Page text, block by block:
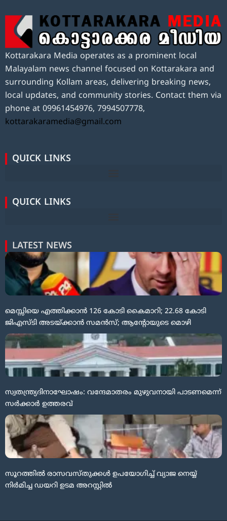
Kottarakara Media operates as a prominent local
Malayalam news channel focused on Kottarakara and
surrounding Kollam areas, delivering breaking news,
local updates, and community stories. Contact them via
phone at 09961454976, 7994507778,
kottarakaramedia@gmail.com
QUICK LINKS
QUICK LINKS
LATEST NEWS
മെസ്സിയെ എത്തിക്കാൻ 126 കോടി കൈമാറി; 22.68 കോടി
ജിഎസ്ടി അടയ്ക്കാൻ സമൻസ്; ആന്റോയുടെ മൊഴി
സ്വതന്ത്ര്യദിനാഘോഷം: വന്ദേമാതരം മുഴുവനായി പാടണമെന്ന്
സർക്കാർ ഉത്തരവ്
സൂറത്തിൽ രാസവസ്തുക്കൾ ഉപയോഗിച്ച് വ്യാജ നെയ്യ്
നിർമിച്ച ഡയറി ഉടമ അറസ്റ്റിൽ